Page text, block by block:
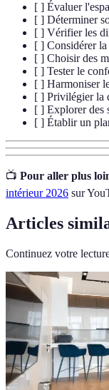
[ ] Évaluer
[ ] Déterminer
[ ] Vérifier les
[ ] Considérer
[ ] Choisir des
[ ] Tester le
[ ] Harmoniser
[ ] Privilégier la
[ ] Explorer des
[ ] Établir un
📺 Pour aller plus
intérieur 2026 sur
Articles
Continuez votre